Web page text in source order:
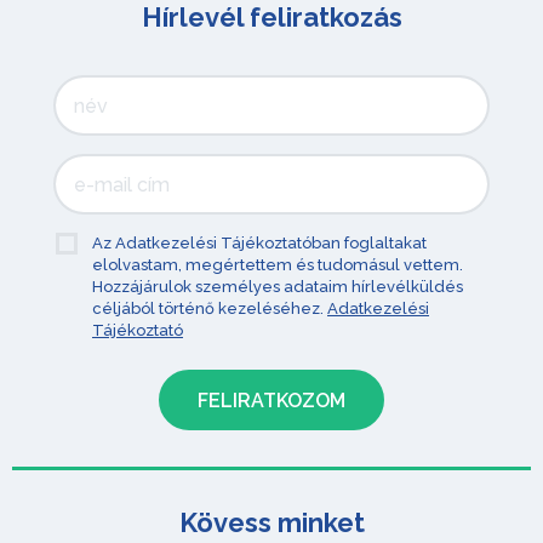
Hírlevél feliratkozás
Az Adatkezelési Tájékoztatóban foglaltakat
elolvastam, megértettem és tudomásul vettem.
Hozzájárulok személyes adataim hírlevélküldés
céljából történő kezeléséhez. Adatkezelési
Tájékoztató
Kövess minket